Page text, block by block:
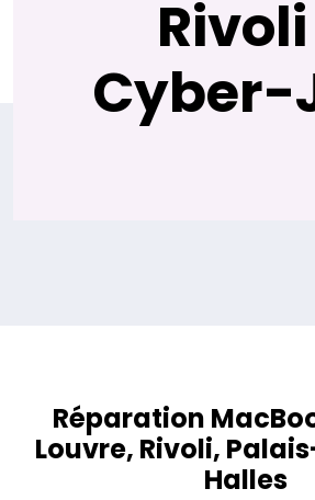
Cyber-
Réparation
Louvre, Rivoli,
Halles